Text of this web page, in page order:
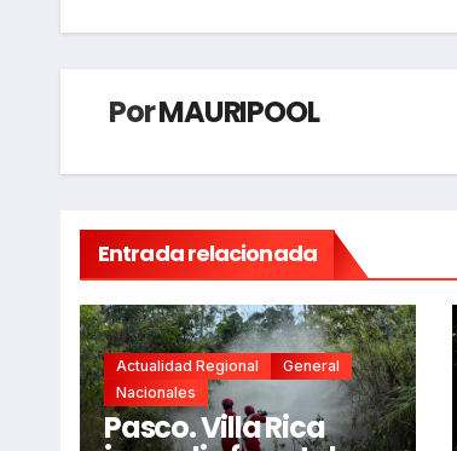
PorMAURIPOOL
Entrada relacionada
Actualidad Regional
General
Nacionales
Pasco. Villa Rica